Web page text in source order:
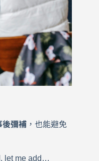
後彌補 ，也能避免
let me add…